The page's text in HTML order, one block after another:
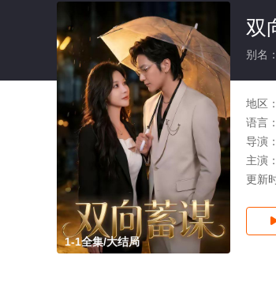
1-1全集/大结局
双
别名
地区：
语言：
导演：
主演：
更新